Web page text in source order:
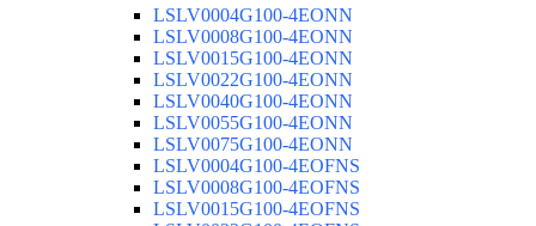
LSLV0004G100-4EONN
LSLV0008G100-4EONN
LSLV0015G100-4EONN
LSLV0022G100-4EONN
LSLV0040G100-4EONN
LSLV0055G100-4EONN
LSLV0075G100-4EONN
LSLV0004G100-4EOFNS
LSLV0008G100-4EOFNS
LSLV0015G100-4EOFNS